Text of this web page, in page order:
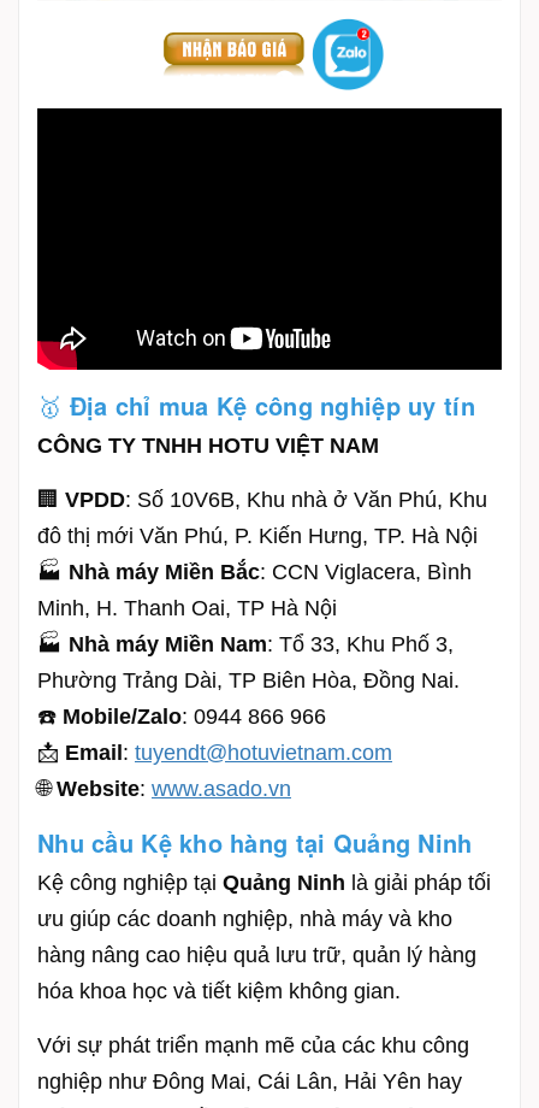
🥇 Địa chỉ mua Kệ công nghiệp uy tín
CÔNG TY TNHH HOTU VIỆT NAM
🏢 VPDD: Số 10V6B, Khu nhà ở Văn Phú, Khu
đô thị mới Văn Phú, P. Kiến Hưng, TP. Hà Nội
🏭 Nhà máy Miền Bắc: CCN Viglacera, Bình
Minh, H. Thanh Oai, TP Hà Nội
🏭 Nhà máy Miền Nam: Tổ 33, Khu Phố 3,
Phường Trảng Dài, TP Biên Hòa, Đồng Nai.
☎️ Mobile/Zalo: 0944 866 966
📩 Email: tuyendt@hotuvietnam.com
🌐Website: www.asado.vn
Nhu cầu Kệ kho hàng tại Quảng Ninh
Kệ công nghiệp tại Quảng Ninh là giải pháp tối
ưu giúp các doanh nghiệp, nhà máy và kho
hàng nâng cao hiệu quả lưu trữ, quản lý hàng
hóa khoa học và tiết kiệm không gian.
Với sự phát triển mạnh mẽ của các khu công
nghiệp như Đông Mai, Cái Lân, Hải Yên hay